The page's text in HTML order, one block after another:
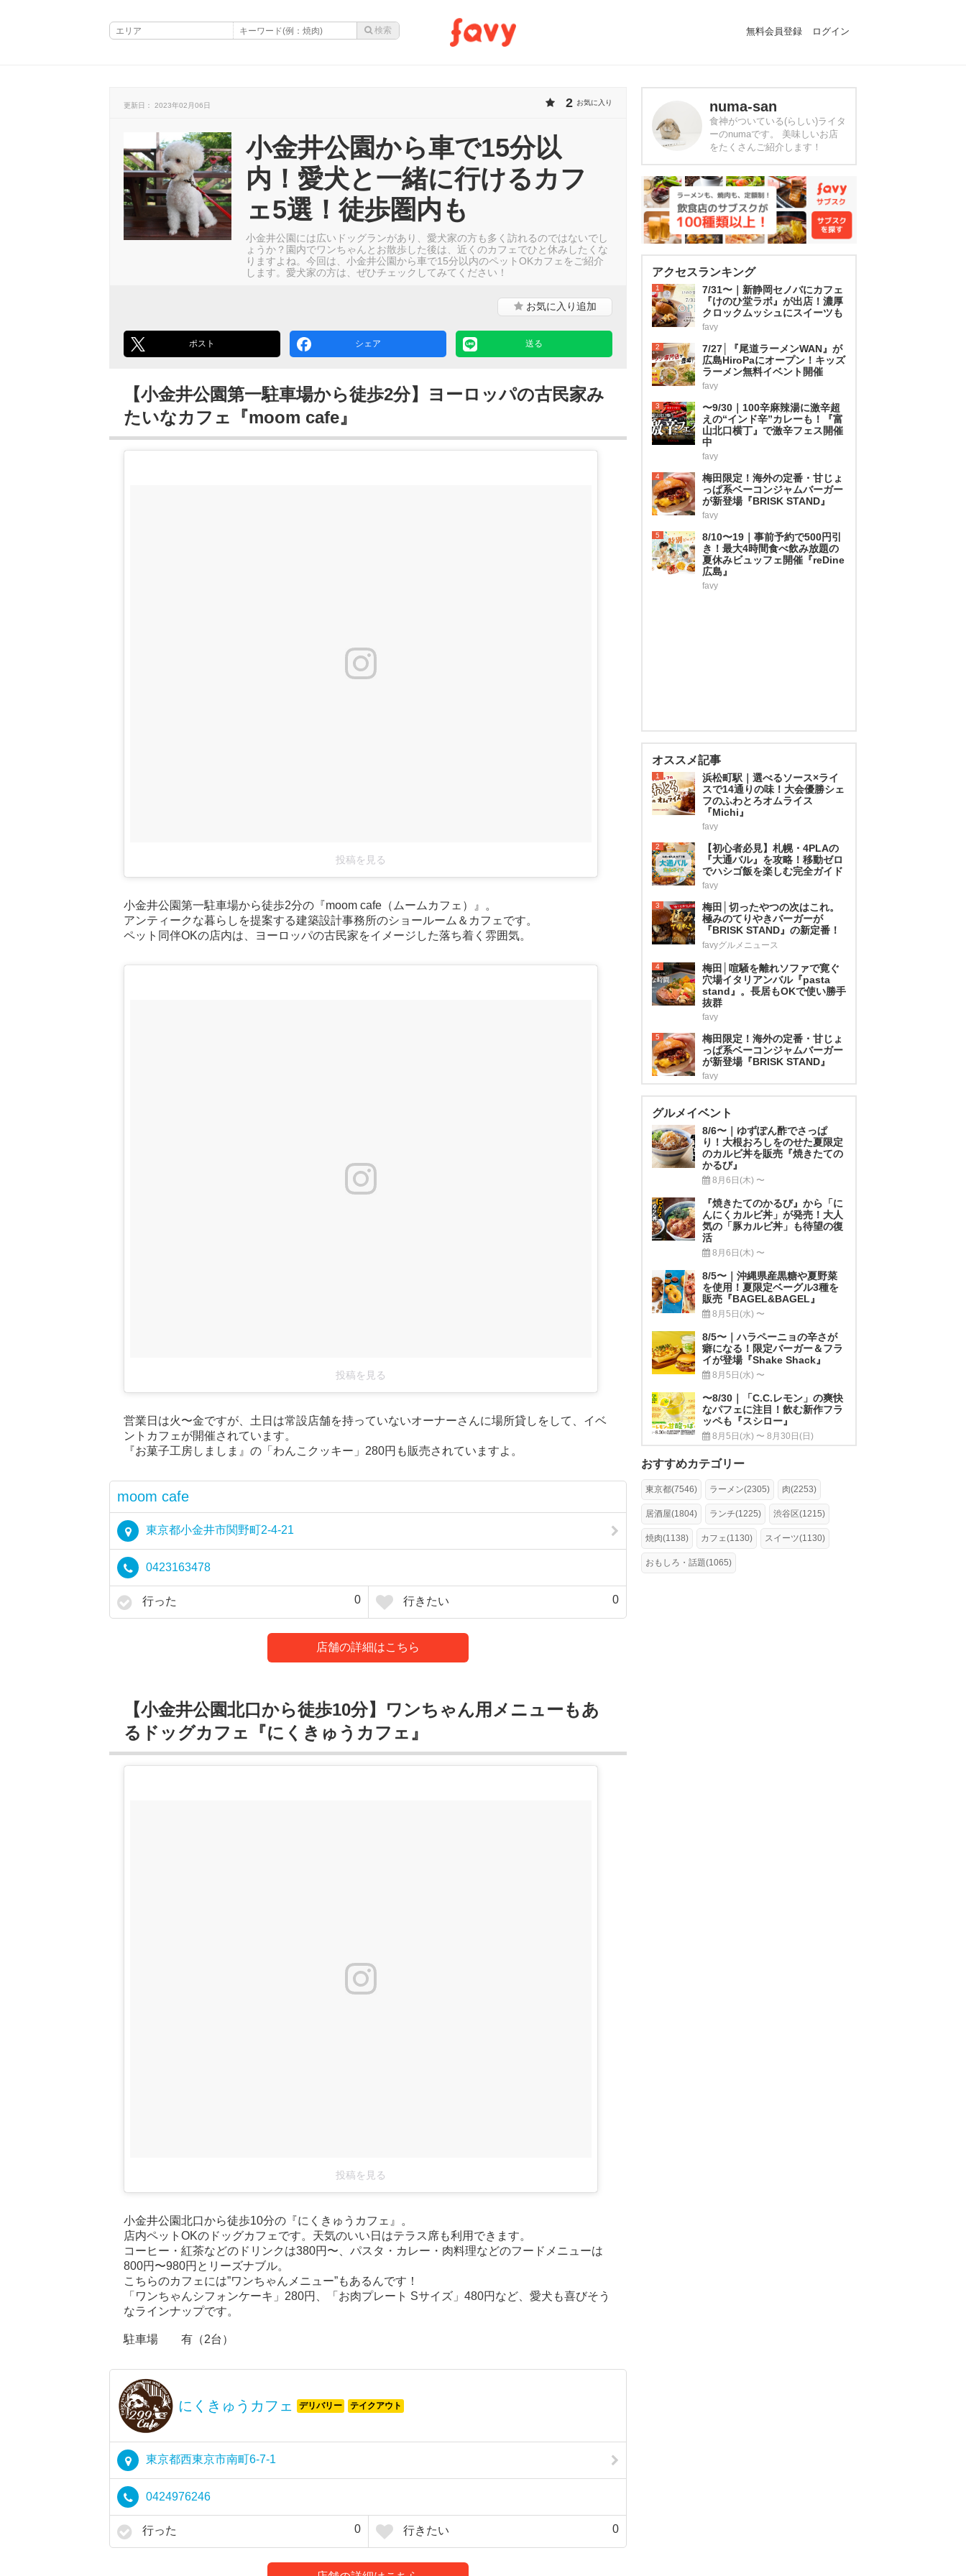
無料会員登録 ログイン
更新日： 2023年02月06日 2 お気に入り
小金井公園から車で15分以
内！愛犬と一緒に行けるカフ
ェ5選！徒歩圏内も
小金井公園には広いドッグランがあり、愛犬家の方も多く訪れるのではないでし
ょうか？園内でワンちゃんとお散歩した後は、近くのカフェでひと休みしたくな
りますよね。今回は、小金井公園から車で15分以内のペットOKカフェをご紹介
します。愛犬家の方は、ぜひチェックしてみてください！
お気に入り追加
ポスト シェア 送る
【小金井公園第一駐車場から徒歩2分】ヨーロッパの古民家み
たいなカフェ『moom cafe』
投稿を見る
小金井公園第一駐車場から徒歩2分の『moom cafe（ムームカフェ）』。
アンティークな暮らしを提案する建築設計事務所のショールーム＆カフェです。
ペット同伴OKの店内は、ヨーロッパの古民家をイメージした落ち着く雰囲気。
投稿を見る
営業日は火〜金ですが、土日は常設店舗を持っていないオーナーさんに場所貸しをして、イベ
ントカフェが開催されています。
『お菓子工房しましま』の「わんこクッキー」280円も販売されていますよ。
moom cafe
東京都小金井市関野町2-4-21
0423163478
行った 0 行きたい 0
店舗の詳細はこちら
【小金井公園北口から徒歩10分】ワンちゃん用メニューもあ
るドッグカフェ『にくきゅうカフェ』
投稿を見る
小金井公園北口から徒歩10分の『にくきゅうカフェ』。
店内ペットOKのドッグカフェです。天気のいい日はテラス席も利用できます。
コーヒー・紅茶などのドリンクは380円〜、パスタ・カレー・肉料理などのフードメニューは
800円〜980円とリーズナブル。
こちらのカフェには”ワンちゃんメニュー”もあるんです！
「ワンちゃんシフォンケーキ」280円、「お肉プレート Sサイズ」480円など、愛犬も喜びそう
なラインナップです。
駐車場 有（2台）
にくきゅうカフェ デリバリー テイクアウト
東京都西東京市南町6-7-1
0424976246
行った 0 行きたい 0
numa-san
食神がついている(らしい)ライタ
ーのnumaです。 美味しいお店
をたくさんご紹介します！
アクセスランキング
1
7/31〜｜新静岡セノバにカフェ
『けのひ堂ラボ』が出店！濃厚
クロックムッシュにスイーツも
favy
2
7/27│『尾道ラーメンWAN』が
広島HiroPaにオープン！キッズ
ラーメン無料イベント開催
favy
3
〜9/30｜100辛麻辣湯に激辛超
えの“インド辛”カレーも！『富
山北口横丁』で激辛フェス開催
中
favy
4
梅田限定！海外の定番・甘じょ
っぱ系ベーコンジャムバーガー
が新登場『BRISK STAND』
favy
5
8/10〜19｜事前予約で500円引
き！最大4時間食べ飲み放題の
夏休みビュッフェ開催『reDine
広島』
favy
オススメ記事
1
浜松町駅｜選べるソース×ライ
スで14通りの味！大会優勝シェ
フのふわとろオムライス
『Michi』
favy
2
【初心者必見】札幌・4PLAの
『大通バル』を攻略！移動ゼロ
でハシゴ飯を楽しむ完全ガイド
favy
3
梅田│切ったやつの次はこれ。
極みのてりやきバーガーが
『BRISK STAND』の新定番！
favyグルメニュース
4
梅田│喧騒を離れソファで寛ぐ
穴場イタリアンバル『pasta
stand』。長居もOKで使い勝手
抜群
favy
5
梅田限定！海外の定番・甘じょ
っぱ系ベーコンジャムバーガー
が新登場『BRISK STAND』
favy
グルメイベント
8/6〜｜ゆずぽん酢でさっぱ
り！大根おろしをのせた夏限定
のカルビ丼を販売『焼きたての
かるび』
8月6日(木) 〜
『焼きたてのかるび』から「に
んにくカルビ丼」が発売！大人
気の「豚カルビ丼」も待望の復
活
8月6日(木) 〜
8/5〜｜沖縄県産黒糖や夏野菜
を使用！夏限定ベーグル3種を
販売『BAGEL&BAGEL』
8月5日(水) 〜
8/5〜｜ハラペーニョの辛さが
癖になる！限定バーガー＆フラ
イが登場『Shake Shack』
8月5日(水) 〜
〜8/30｜「C.C.レモン」の爽快
なパフェに注目！飲む新作フラ
ッペも『スシロー』
8月5日(水) 〜 8月30日(日)
おすすめカテゴリー
東京都(7546) ラーメン(2305) 肉(2253)
居酒屋(1804) ランチ(1225) 渋谷区(1215)
焼肉(1138) カフェ(1130) スイーツ(1130)
おもしろ・話題(1065)